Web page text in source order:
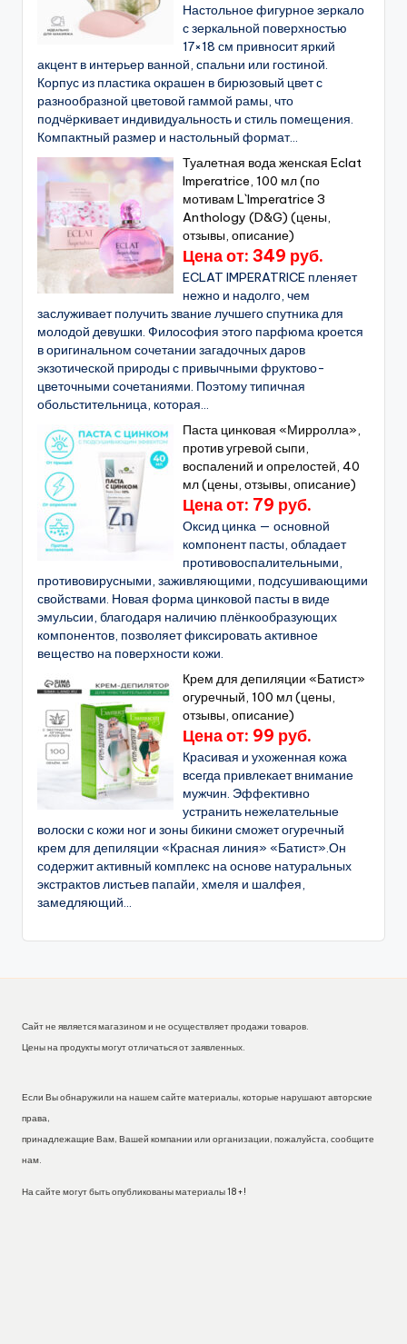
Настольное фигурное зеркало
с зеркальной поверхностью
17×18 см привносит яркий
акцент в интерьер ванной, спальни или гостиной.
Корпус из пластика окрашен в бирюзовый цвет с
разнообразной цветовой гаммой рамы, что
подчёркивает индивидуальность и стиль помещения.
Компактный размер и настольный формат...
Туалетная вода женская Eclat
Imperatrice, 100 мл (по
мотивам L`Imperatrice 3
Anthology (D&G) (цены,
отзывы, описание)
Цена от: 349 руб.
ECLAT IMPERATRICE пленяет
нежно и надолго, чем
заслуживает получить звание лучшего спутника для
молодой девушки. Философия этого парфюма кроется
в оригинальном сочетании загадочных даров
экзотической природы с привычными фруктово-
цветочными сочетаниями. Поэтому типичная
обольстительница, которая...
Паста цинковая «Мирролла»,
против угревой сыпи,
воспалений и опрелостей, 40
мл (цены, отзывы, описание)
Цена от: 79 руб.
Оксид цинка — основной
компонент пасты, обладает
противовоспалительными,
противовирусными, заживляющими, подсушивающими
свойствами. Новая форма цинковой пасты в виде
эмульсии, благодаря наличию плёнкообразующих
компонентов, позволяет фиксировать активное
вещество на поверхности кожи.
Крем для депиляции «Батист»
огуречный, 100 мл (цены,
отзывы, описание)
Цена от: 99 руб.
Красивая и ухоженная кожа
всегда привлекает внимание
мужчин. Эффективно
устранить нежелательные
волоски с кожи ног и зоны бикини сможет огуречный
крем для депиляции «Красная линия» «Батист».Он
содержит активный комплекс на основе натуральных
экстрактов листьев папайи, хмеля и шалфея,
замедляющий...
Сайт не является магазином и не осуществляет продажи товаров.
Цены на продукты могут отличаться от заявленных.
Если Вы обнаружили на нашем сайте материалы, которые нарушают авторские
права,
принадлежащие Вам, Вашей компании или организации, пожалуйста, сообщите
нам.
На сайте могут быть опубликованы материалы 18+!